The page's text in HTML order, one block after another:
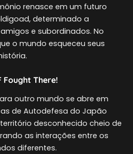
renasce em um futuro
determinado a
e subordinados. No
o mundo esqueceu seus
Fought There!
outro mundo se abre em
de Autodefesa do Japão
desconhecido cheio de
as interações entre os
diferentes.